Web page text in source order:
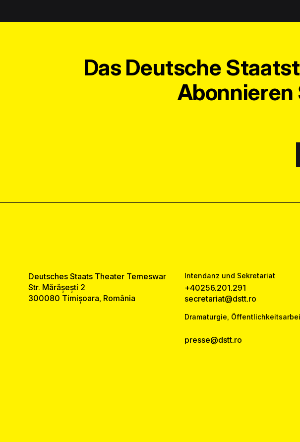
Das Deutsche
Abonnieren
Deutsches Staats Theater Temeswar
Str. Mărășești 2
300080 Timișoara, România
Intendanz und Sekretariat
+40256.201.291
secretariat@dstt.ro
Dramaturgie,
presse@dstt.ro